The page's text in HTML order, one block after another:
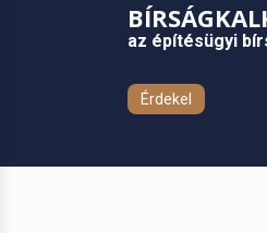
az építésügyi
Érdekel